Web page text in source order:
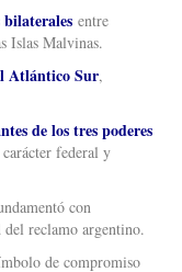
bilaterales entre
Islas Malvinas.
Atlántico Sur,
de los tres poderes
federal y
con
reclamo argentino.
de compromiso